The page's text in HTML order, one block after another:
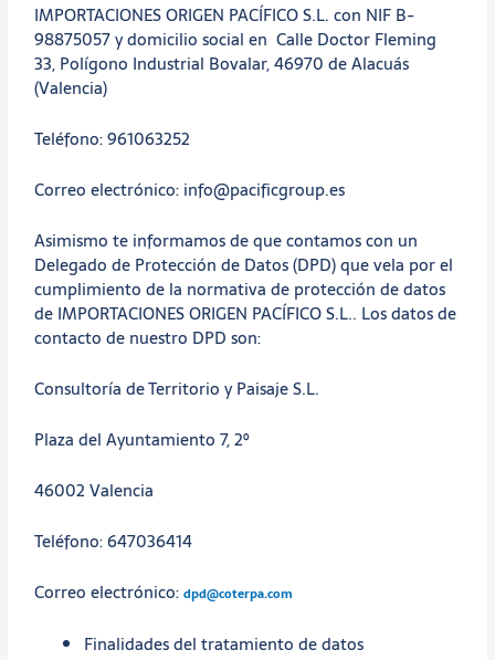
IMPORTACIONES ORIGEN PACÍFICO S.L. con NIF B-
98875057 y domicilio social en Calle Doctor Fleming
33, Polígono Industrial Bovalar, 46970 de Alacuás
(Valencia)
Teléfono: 961063252
Correo electrónico: info@pacificgroup.es
Asimismo te informamos de que contamos con un
Delegado de Protección de Datos (DPD) que vela por el
cumplimiento de la normativa de protección de datos
de IMPORTACIONES ORIGEN PACÍFICO S.L.. Los datos de
contacto de nuestro DPD son:
Consultoría de Territorio y Paisaje S.L.
Plaza del Ayuntamiento 7, 2º
46002 Valencia
Teléfono: 647036414
Correo electrónico:dpd@coterpa.com
Finalidades del tratamiento de datos